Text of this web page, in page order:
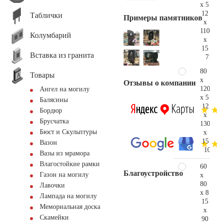
Таблички
Колумбарий
Вставка из гранита
Товары
Ангел на могилу
Балясины
Бордюр
Брусчатка
Бюст и Скульптуры
Вазон
Вазы из мрамора
Влагостойкие рамки
Газон на могилу
Лавочки
Лампада на могилу
Мемориальная доска
Скамейки
Примеры памятников
Отзывы о компании
Благоустройство
x 5
12
x
110
x
15
80
x
120
x 5
12
x
130
x
15
60
x
80
x 8
15
x
90